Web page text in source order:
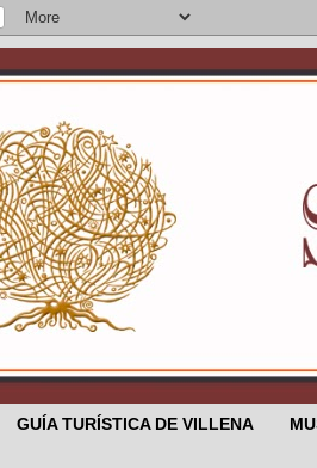
GUÍA TURÍSTICA DE VILLENA